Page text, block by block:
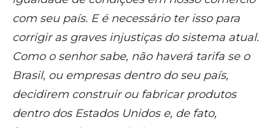
com seu país. E é necessário ter isso para
corrigir as graves injustiças do sistema atual.
Como o senhor sabe, não haverá tarifa se o
Brasil, ou empresas dentro do seu país,
decidirem construir ou fabricar produtos
dentro dos Estados Unidos e, de fato,